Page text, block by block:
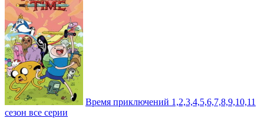
Время приключений 1,2,3,4,5,6,7,8,9,10,11
сезон все серии